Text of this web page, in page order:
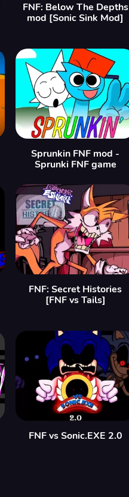
FNF: Below The Depths
mod [Sonic Sink Mod]
Sprunkin FNF mod -
Sprunki FNF game
FNF: Secret Histories
[FNF vs Tails]
FNF vs Sonic.EXE 2.0